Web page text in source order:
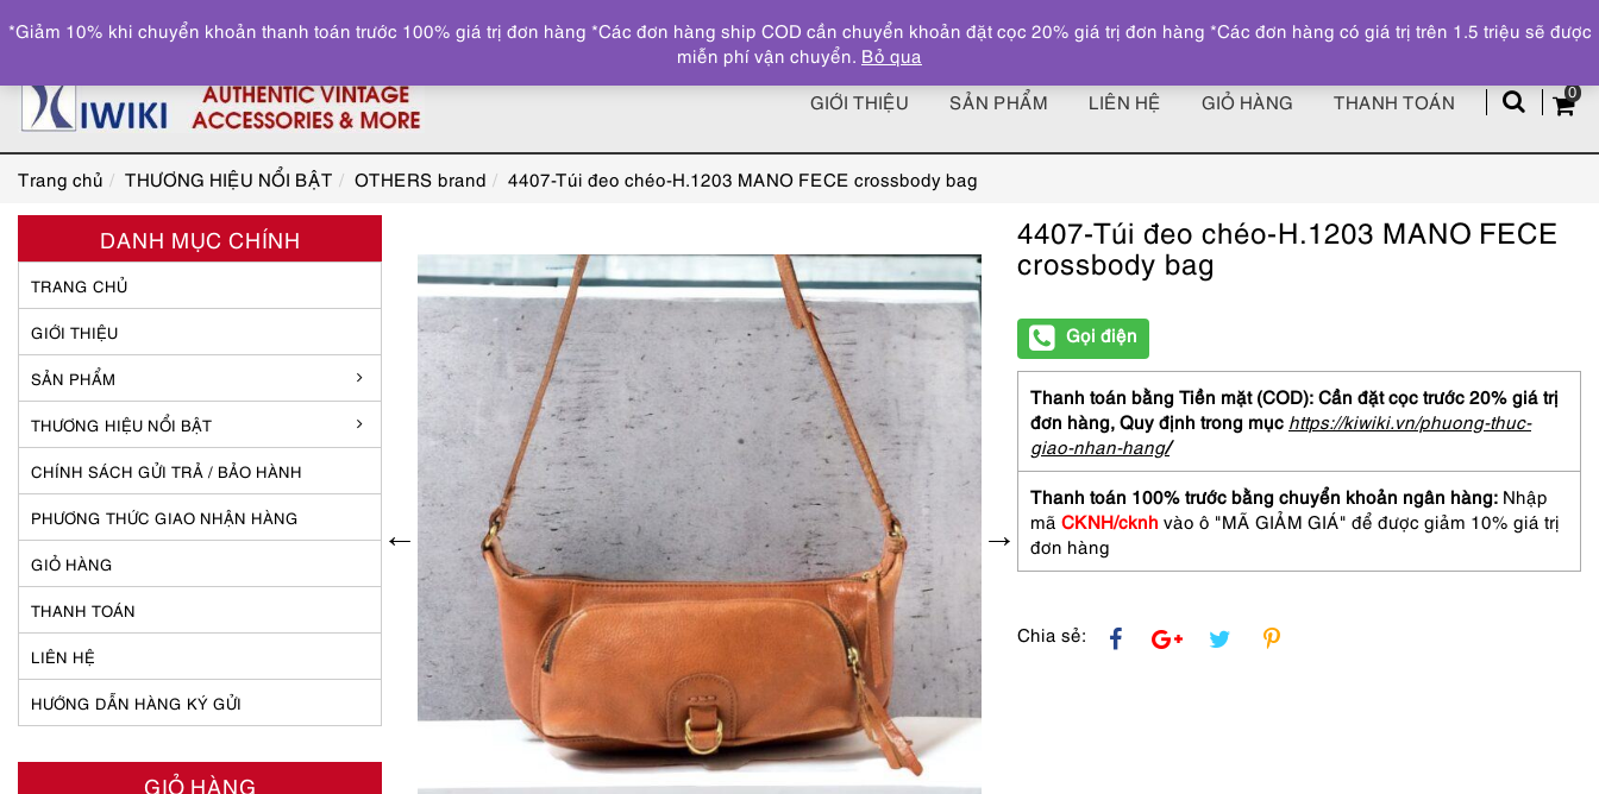
z
0
GIỚI THIỆU SẢN PHẨM LIÊN HỆ GIỎ HÀNG THANH TOÁN
Trang chủ THƯƠNG HIỆU NỔI BẬT OTHERS brand 4407-Túi đeo chéo-H.1203 MANO FECE crossbody bag
4407-Túi đeo chéo-H.1203 MANO FECE
crossbody bag
Gọi điện
Thanh toán bằng Tiền mặt (COD): Cần đặt cọc trước 20% giá trị
đơn hàng, Quy định trong mục https://kiwiki.vn/phuong-thuc-
giao-nhan-hang/
Thanh toán 100% trước bằng chuyển khoản ngân hàng: Nhập
mã CKNH/cknh vào ô "MÃ GIẢM GIÁ" để được giảm 10% giá trị
đơn hàng
Chia sẻ:
DANH MỤC CHÍNH
TRANG CHỦ
GIỚI THIỆU
SẢN PHẨM
THƯƠNG HIỆU NỔI BẬT
CHÍNH SÁCH GỬI TRẢ / BẢO HÀNH
PHƯƠNG THỨC GIAO NHẬN HÀNG
GIỎ HÀNG
THANH TOÁN
LIÊN HỆ
HƯỚNG DẪN HÀNG KÝ GỬI
GIỎ HÀNG
*Giảm 10% khi chuyển khoản thanh toán trước 100% giá trị đơn hàng *Các đơn hàng ship COD cần chuyển khoản đặt cọc 20% giá trị đơn hàng *Các đơn hàng có giá trị trên 1.5 triệu sẽ được
miễn phí vận chuyển. Bỏ qua